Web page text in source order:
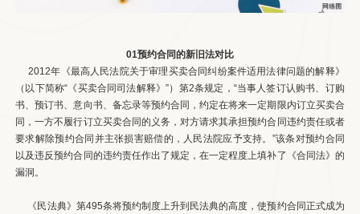
01预约合同的新旧法对比
2012年《最高人民法院关于审理买卖合同纠纷案件适用法律问题的解释》
（以下简称“《买卖合同司法解释》”）第2条规定，“当事人签订认购书、订购
书、预订书、意向书、备忘录等预约合同，约定在将来一定期限内订立买卖合
同，一方不履行订立买卖合同的义务，对方请求其承担预约合同违约责任或者
要求解除预约合同并主张损害赔偿的，人民法院应予支持。”该条对预约合同
以及违反预约合同的违约责任作出了规定，在一定程度上填补了《合同法》的
漏洞。
《民法典》第495条将预约制度上升到民法典的高度，使预约合同正式成为